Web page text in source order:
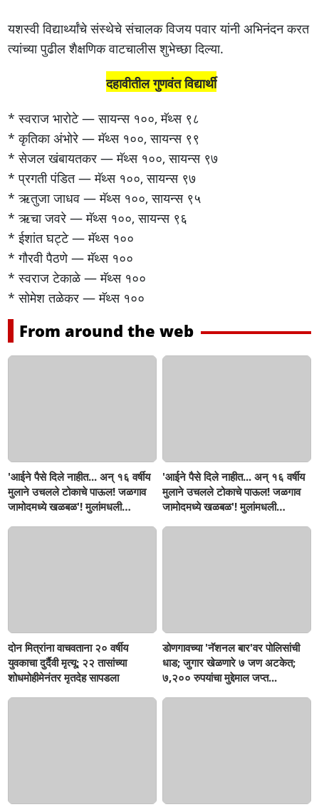
यशस्वी विद्यार्थ्यांचे संस्थेचे संचालक विजय पवार यांनी अभिनंदन करत
त्यांच्या पुढील शैक्षणिक वाटचालीस शुभेच्छा दिल्या.
दहावीतील गुणवंत विद्यार्थी
* स्वराज भारोटे — सायन्स १००, मॅथ्स ९८
* कृतिका अंभोरे — मॅथ्स १००, सायन्स ९९
* सेजल खंबायतकर — मॅथ्स १००, सायन्स ९७
* प्रगती पंडित — मॅथ्स १००, सायन्स ९७
* ऋतुजा जाधव — मॅथ्स १००, सायन्स ९५
* ऋचा जवरे — मॅथ्स १००, सायन्स ९६
* ईशांत घट्टे — मॅथ्स १००
* गौरवी पैठणे — मॅथ्स १००
* स्वराज टेकाळे — मॅथ्स १००
* सोमेश तळेकर — मॅथ्स १००
From around the web
'आईने पैसे दिले नाहीत... अन् १६ वर्षीय
मुलाने उचलले टोकाचे पाऊल! जळगाव
जामोदमध्ये खळबळ'! मुलांमधली
'आईने पैसे दिले नाहीत... अन् १६ वर्षीय
मुलाने उचलले टोकाचे पाऊल! जळगाव
जामोदमध्ये खळबळ'! मुलांमधली
दोन मित्रांना वाचवताना २० वर्षीय
युवकाचा दुर्दैवी मृत्यू; २२ तासांच्या
शोधमोहीमेनंतर मृतदेह सापडला
डोणगावच्या 'नॅशनल बार'वर पोलिसांची
धाड; जुगार खेळणारे ७ जण अटकेत;
७,२०० रुपयांचा मुद्देमाल जप्त...